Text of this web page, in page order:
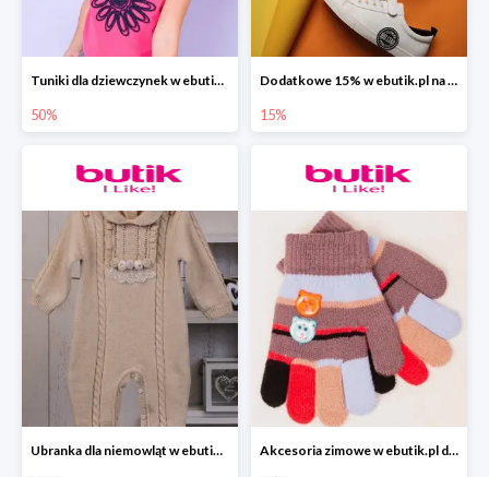
Tuniki dla dziewczynek w ebutik.pl do -50%
50%
Dodatkowe 15% w ebutik.pl na całą kolekcję BIG STAR
15%
Ubranka dla niemowląt w ebutik.pl do -60% Akcesoria zimowe w ebutik.pl do -74%